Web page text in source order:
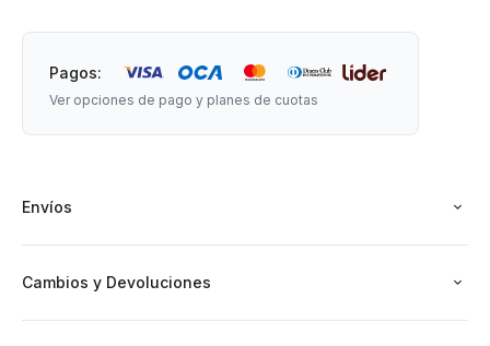
Pagos:
Ver opciones de pago y planes de cuotas
Envíos
Cambios y Devoluciones